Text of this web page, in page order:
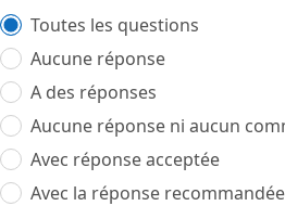
Toutes les questions
Aucune réponse
A des réponses
Aucune réponse ni aucun
Avec réponse acceptée
Avec la réponse recommandée